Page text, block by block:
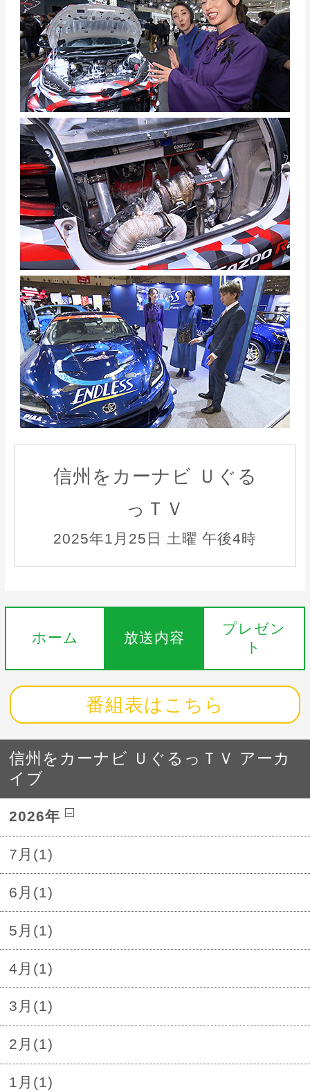
信州をカーナビ Ｕぐる
っＴＶ
2025年1月25日 土曜 午後4時
ホーム 放送内容
プレゼン
ト
番組表はこちら
信州をカーナビ ＵぐるっＴＶ アーカ
イブ
2026年
7月(1)
6月(1)
5月(1)
4月(1)
3月(1)
2月(1)
1月(1)